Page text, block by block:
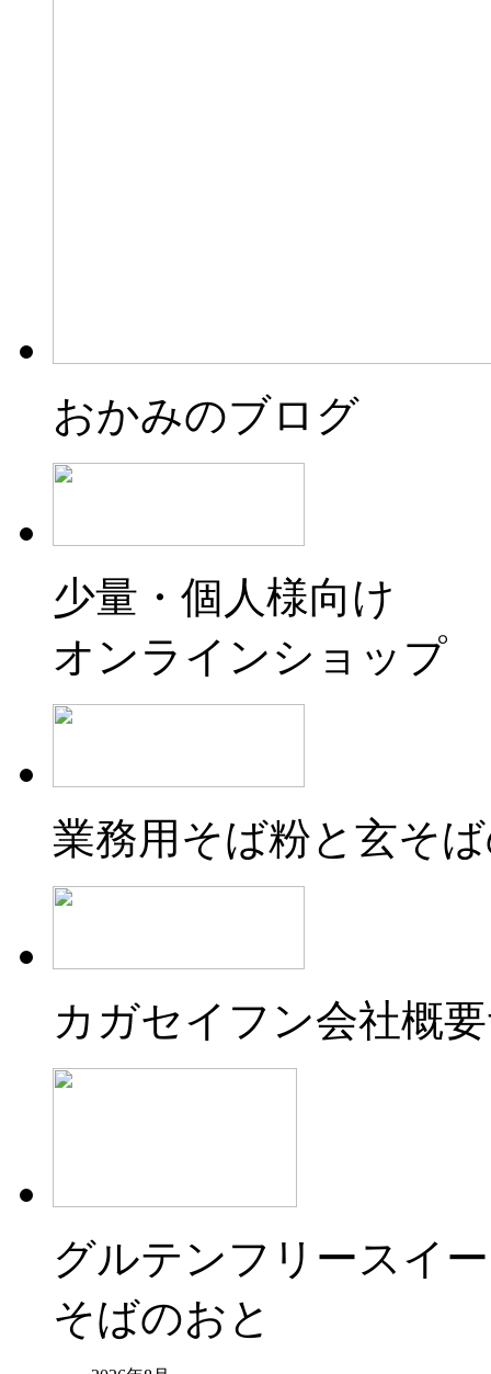
おかみのブログ
少量・個人様向け
オンラインショップ
業務用そば粉と玄そ
カガセイフン会社概
グルテンフリースイ
そばのおと